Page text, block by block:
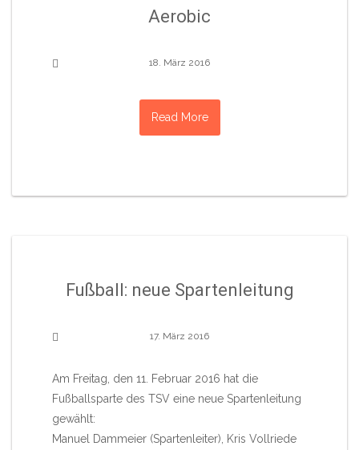
Aerobic
18. März 2016
Read More
Fußball: neue Spartenleitung
17. März 2016
Am Freitag, den 11. Februar 2016 hat die
Fußballsparte des TSV eine neue Spartenleitung
gewählt:
Manuel Dammeier (Spartenleiter), Kris Vollriede